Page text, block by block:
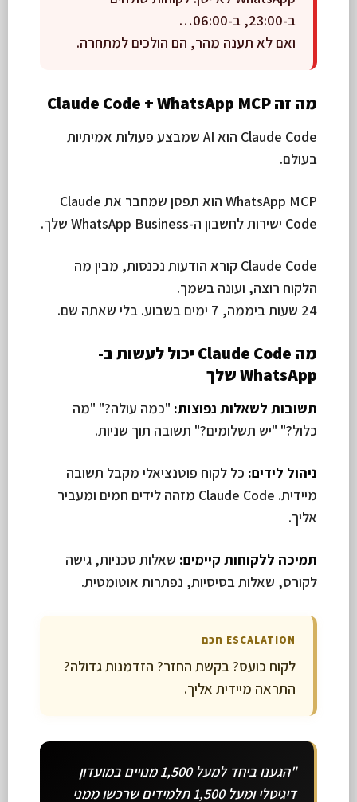
ב-23:00, ב-06:00…
ואם לא תענה מהר, הם הולכים למתחרה.
מה זה Claude Code + WhatsApp MCP
Claude Code הוא AI שמבצע פעולות אמיתיות
בעולם.
WhatsApp MCP הוא תפסן שמחבר את Claude
Code ישירות לחשבון ה-WhatsApp Business שלך.
Claude Code קורא הודעות נכנסות, מבין מה
הלקוח רוצה, ועונה בשמך.
24 שעות ביממה, 7 ימים בשבוע. בלי שאתה שם.
מה Claude Code יכול לעשות ב-
WhatsApp שלך
תשובות לשאלות נפוצות: "כמה עולה?" "מה
כלול?" "יש תשלומים?" תשובה תוך שניות.
ניהול לידים: כל לקוח פוטנציאלי מקבל תשובה
מיידית. Claude Code מזהה לידים חמים ומעביר
אליך.
תמיכה ללקוחות קיימים: שאלות טכניות, גישה
לקורס, שאלות בסיסיות, נפתרות אוטומטית.
ESCALATION חכם
לקוח כועס? בקשת החזר? הזדמנות גדולה?
התראה מיידית אליך.
"הגענו ביחד למעל 1,500 מנויים במועדון
דיגיטלי ומעל 1,500 תלמידים שרכשו ממני